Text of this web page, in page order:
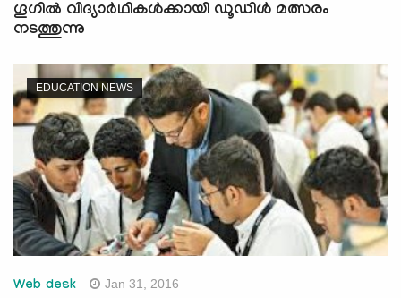
ഗൂഗില്‍ വിദ്യാര്‍ഥികള്‍ക്കായി ഡൂഡിള്‍ മത്സരം
നടത്തുന്നു
EDUCATION NEWS
Web desk Jan 31, 2016